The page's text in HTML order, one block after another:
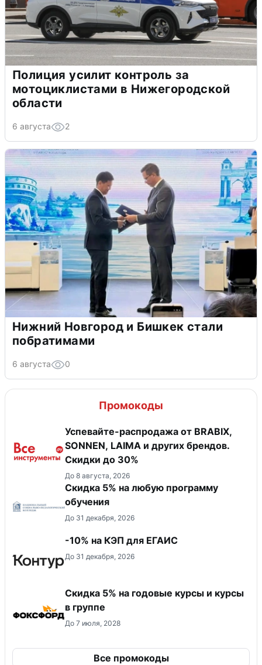
Полиция усилит контроль за
мотоциклистами в Нижегородской
области
6 августа 2
Нижний Новгород и Бишкек стали
побратимами
6 августа 0
Промокоды
Успевайте-распродажа от BRABIX,
SONNEN, LAIMA и других брендов.
Скидки до 30%
До 8 августа, 2026
Скидка 5% на любую программу
обучения
До 31 декабря, 2026
-10% на КЭП для ЕГАИС
До 31 декабря, 2026
Скидка 5% на годовые курсы и курсы
в группе
До 7 июля, 2028
Все промокоды